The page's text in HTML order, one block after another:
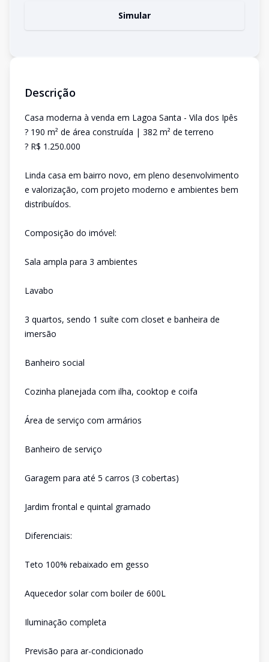
Simular
Descrição
Casa moderna à venda em Lagoa Santa - Vila dos Ipês
? 190 m² de área construída | 382 m² de terreno
? R$ 1.250.000
Linda casa em bairro novo, em pleno desenvolvimento
e valorização, com projeto moderno e ambientes bem
distribuídos.
Composição do imóvel:
Sala ampla para 3 ambientes
Lavabo
3 quartos, sendo 1 suíte com closet e banheira de
imersão
Banheiro social
Cozinha planejada com ilha, cooktop e coifa
Área de serviço com armários
Banheiro de serviço
Garagem para até 5 carros (3 cobertas)
Jardim frontal e quintal gramado
Diferenciais:
Teto 100% rebaixado em gesso
Aquecedor solar com boiler de 600L
Iluminação completa
Previsão para ar-condicionado